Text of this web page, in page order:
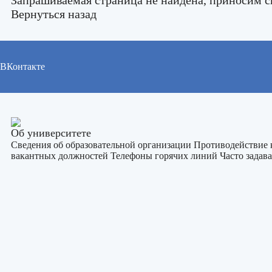
Вернуться назад
ВКонтакте
Об университете
Сведения об образовательной организации
вакантных должностей Телефоны горячих линий Часто